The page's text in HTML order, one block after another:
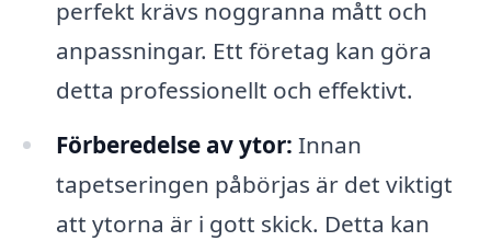
perfekt krävs noggranna mått och
anpassningar. Ett företag kan göra
detta professionellt och effektivt.
Förberedelse av ytor: Innan
tapetseringen påbörjas är det viktigt
att ytorna är i gott skick. Detta kan